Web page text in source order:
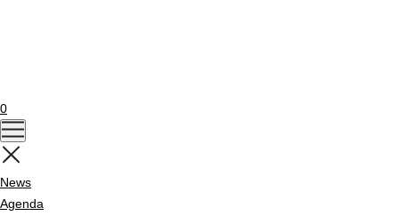
0
News
Agenda